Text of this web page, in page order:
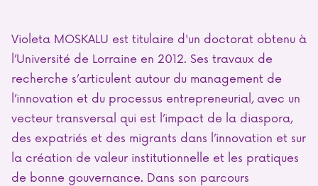
Violeta MOSKALU est titulaire d'un doctorat obtenu à
l’Université de Lorraine en 2012. Ses travaux de
recherche s’articulent autour du management de
l’innovation et du processus entrepreneurial, avec un
vecteur transversal qui est l’impact de la diaspora,
des expatriés et des migrants dans l’innovation et sur
la création de valeur institutionnelle et les pratiques
de bonne gouvernance. Dans son parcours